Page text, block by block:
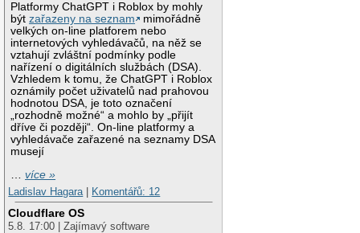
Platformy ChatGPT i Roblox by mohly
býtzařazeny na seznam
mimořádně
velkých on-line platforem nebo
internetových vyhledávačů, na něž se
vztahují zvláštní podmínky podle
nařízení o digitálních službách (DSA).
Vzhledem k tomu, že ChatGPT i Roblox
oznámily počet uživatelů nad prahovou
hodnotou DSA, je toto označení
„rozhodně možné“ a mohlo by „přijít
dříve či později“. On-line platformy a
vyhledávače zařazené na seznamy DSA
musejí
…více »
Ladislav Hagara| Komentářů: 12
Cloudflare OS
5.8. 17:00 | Zajímavý software